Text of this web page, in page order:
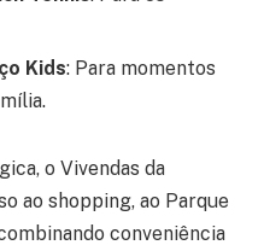
Kids: Para momentos
o Vivendas da
ao shopping, ao Parque
conveniência